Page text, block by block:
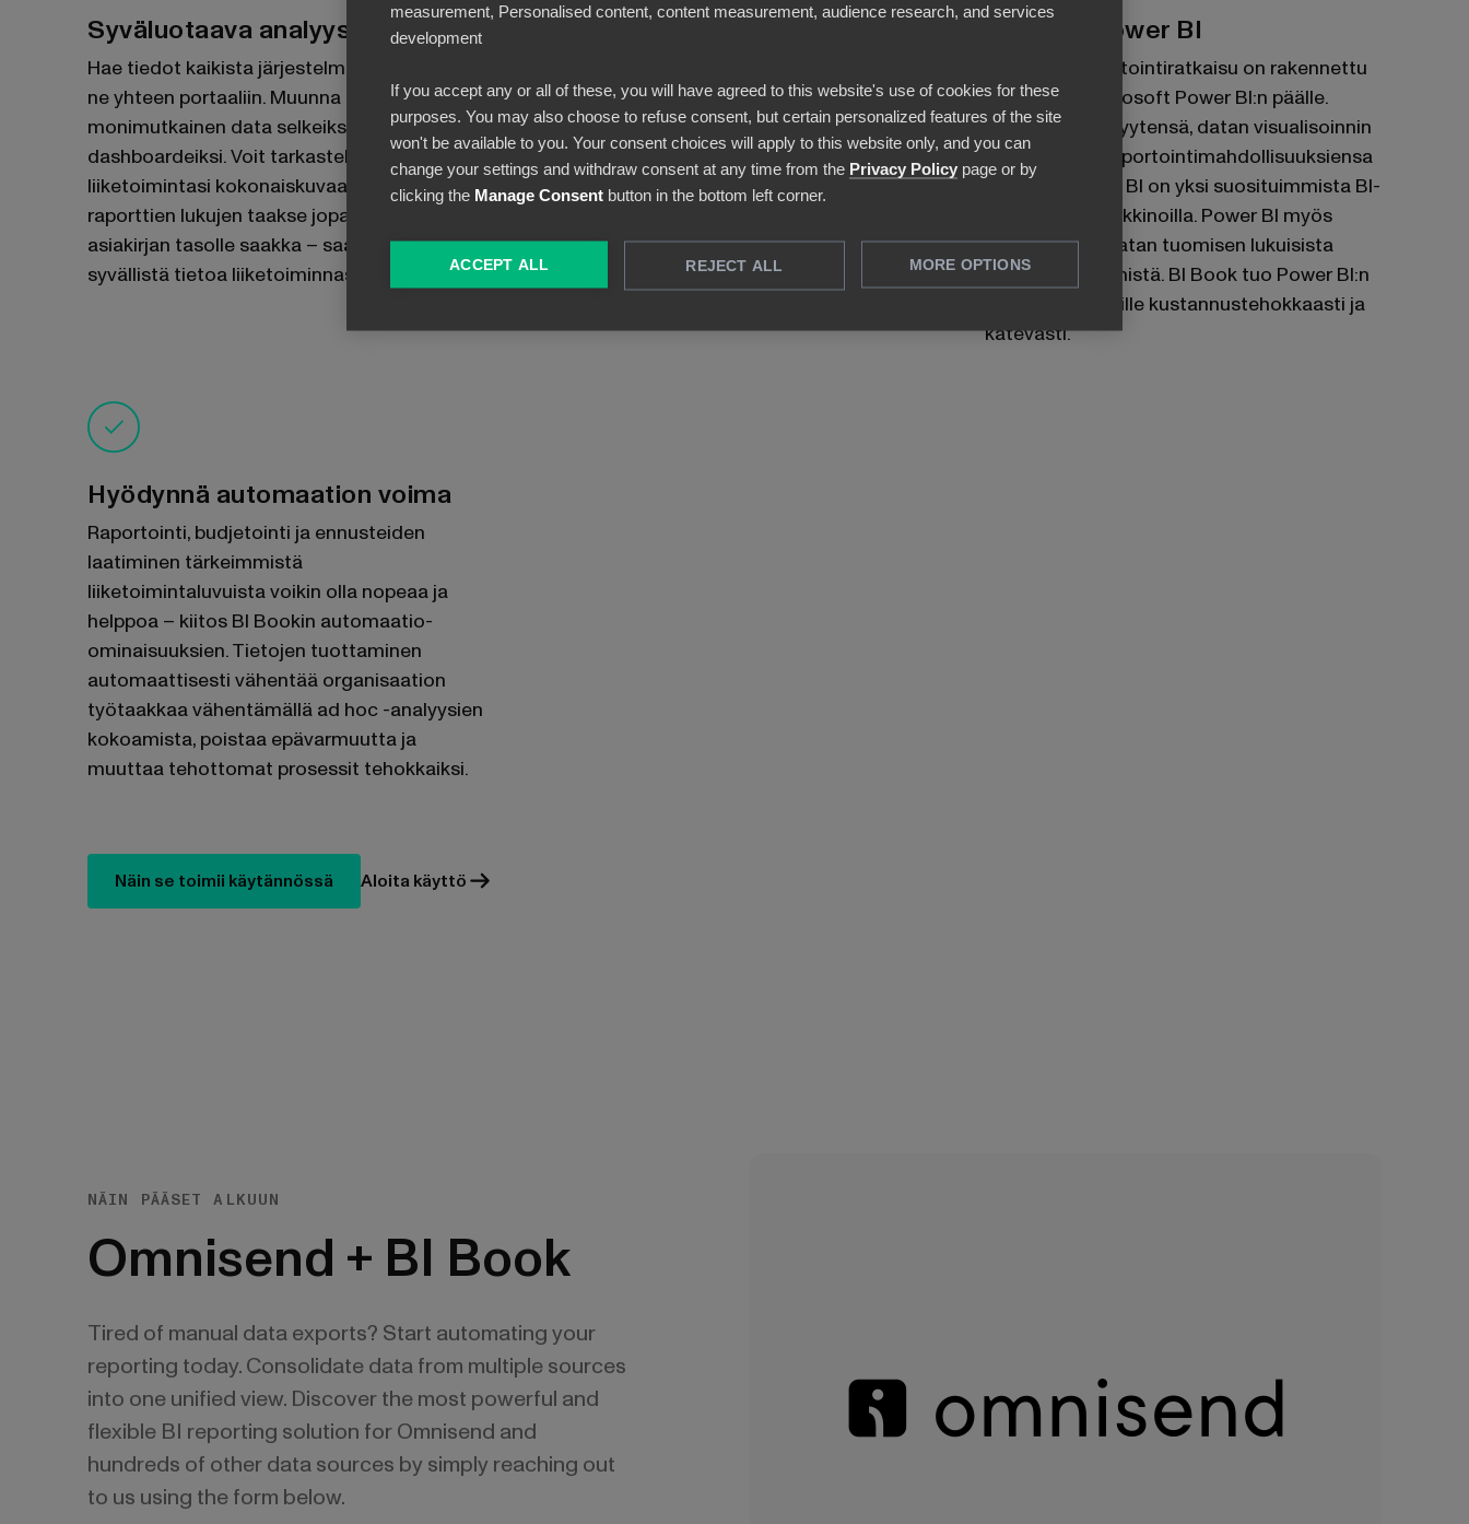
measurement, Personalised content, content measurement, audience research, and services
development
If you accept any or all of these, you will have agreed to this website's use of cookies for these
purposes. You may also choose to refuse consent, but certain personalized features of the site
won't be available to you. Your consent choices will apply to this website only, and you can
change your settings and withdraw consent at any time from the Privacy Policy page or by
clicking the Manage Consent button in the bottom left corner.
ACCEPT ALL REJECT ALL MORE OPTIONS
Syväluotaava analyysi
Hae tiedot kaikista järjestelmistäsi ja kokoa
ne yhteen portaaliin. Muunna
monimutkainen data selkeiksi visuaalisiksi
dashboardeiksi. Voit tarkastella
liiketoimintasi kokonaiskuvaa tai porautua
raporttien lukujen taakse jopa yksittäisen
asiakirjan tasolle saakka – saat arvokasta ja
syvällistä tietoa liiketoiminnastasi.
Näe lukujen taakse
visuaalisiksi dashboardeiksi. Ihaile
kokonaiskuvaa tai poraudu yksittäisen
asiakirjan tasolle – kaikki on mahdollista.
Pohjana Power BI
BI Bookin raportointiratkaisu on rakennettu
tehokkaan Microsoft Power BI:n päälle.
Helppokäyttöisyytensä, datan visualisoinnin
sekä laajojen raportointimahdollisuuksiensa
ansiosta Power BI on yksi suosituimmista BI-
työkaluista markkinoilla. Power BI myös
mahdollistaa datan tuomisen lukuisista
kohdejärjestelmistä. BI Book tuo Power BI:n
kaikkien saataville kustannustehokkaasti ja
kätevästi.
Hyödynnä automaation voima
Raportointi, budjetointi ja ennusteiden
laatiminen tärkeimmistä
liiketoimintaluvuista voikin olla nopeaa ja
helppoa – kiitos BI Bookin automaatio-
ominaisuuksien. Tietojen tuottaminen
automaattisesti vähentää organisaation
työtaakkaa vähentämällä ad hoc -analyysien
kokoamista, poistaa epävarmuutta ja
muuttaa tehottomat prosessit tehokkaiksi.
Näin se toimii käytännössä Aloita käyttö
NÄIN PÄÄSET ALKUUN
Omnisend + BI Book
Tired of manual data exports? Start automating your
reporting today. Consolidate data from multiple sources
into one unified view. Discover the most powerful and
flexible BI reporting solution for Omnisend and
hundreds of other data sources by simply reaching out
to us using the form below.